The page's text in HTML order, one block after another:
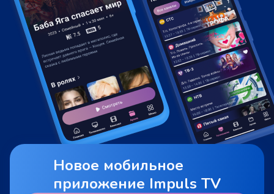
Новое мобильное
приложение Impuls TV